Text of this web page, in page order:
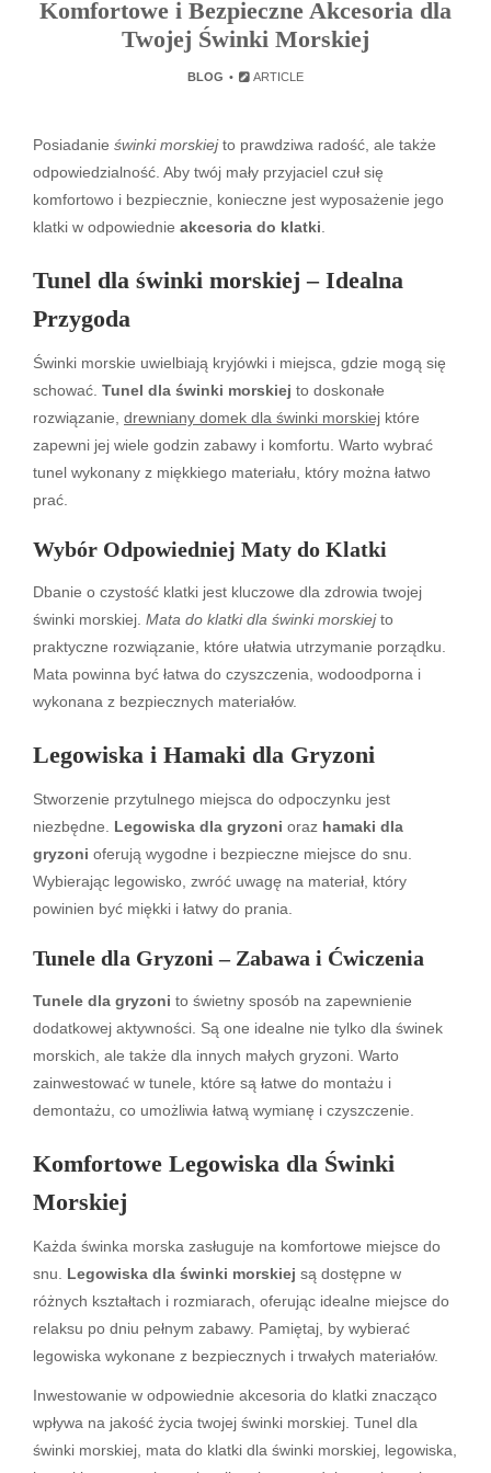
Komfortowe i Bezpieczne Akcesoria dla
Twojej Świnki Morskiej
BLOG ARTICLE
Posiadanie świnki morskiejto prawdziwa radość, ale także
odpowiedzialność. Aby twój mały przyjaciel czuł się
komfortowo i bezpiecznie, konieczne jest wyposażenie jego
klatki w odpowiednie akcesoria do klatki
Tunel dla świnki morskiej – Idealna
Przygoda
Świnki morskie uwielbiają kryjówki i miejsca, gdzie mogą się
schować. Tunel dla świnki morskiej to doskonałe
rozwiązanie, drewniany domek dla świnki morskiej które
zapewni jej wiele godzin zabawy i komfortu. Warto wybrać
tunel wykonany z miękkiego materiału, który można łatwo
prać.
Wybór Odpowiedniej Maty do Klatki
Dbanie o czystość klatki jest kluczowe dla zdrowia twojej
świnki morskiej. Mata do klatki dla świnki morskiejto
praktyczne rozwiązanie, które ułatwia utrzymanie porządku.
Mata powinna być łatwa do czyszczenia, wodoodporna i
wykonana z bezpiecznych materiałów.
Legowiska i Hamaki dla Gryzoni
Stworzenie przytulnego miejsca do odpoczynku jest
niezbędne. Legowiska dla gryzoni oraz hamaki dla
gryzoni oferują wygodne i bezpieczne miejsce do snu.
Wybierając legowisko, zwróć uwagę na materiał, który
powinien być miękki i łatwy do prania.
Tunele dla Gryzoni – Zabawa i Ćwiczenia
Tunele dla gryzoni to świetny sposób na zapewnienie
dodatkowej aktywności. Są one idealne nie tylko dla świnek
morskich, ale także dla innych małych gryzoni. Warto
zainwestować w tunele, które są łatwe do montażu i
demontażu, co umożliwia łatwą wymianę i czyszczenie.
Komfortowe Legowiska dla Świnki
Morskiej
Każda świnka morska zasługuje na komfortowe miejsce do
snu. Legowiska dla świnki morskiej są dostępne w
różnych kształtach i rozmiarach, oferując idealne miejsce do
relaksu po dniu pełnym zabawy. Pamiętaj, by wybierać
legowiska wykonane z bezpiecznych i trwałych materiałów.
Inwestowanie w odpowiednie akcesoria do klatki znacząco
wpływa na jakość życia twojej świnki morskiej. Tunel dla
świnki morskiej, mata do klatki dla świnki morskiej, legowiska,